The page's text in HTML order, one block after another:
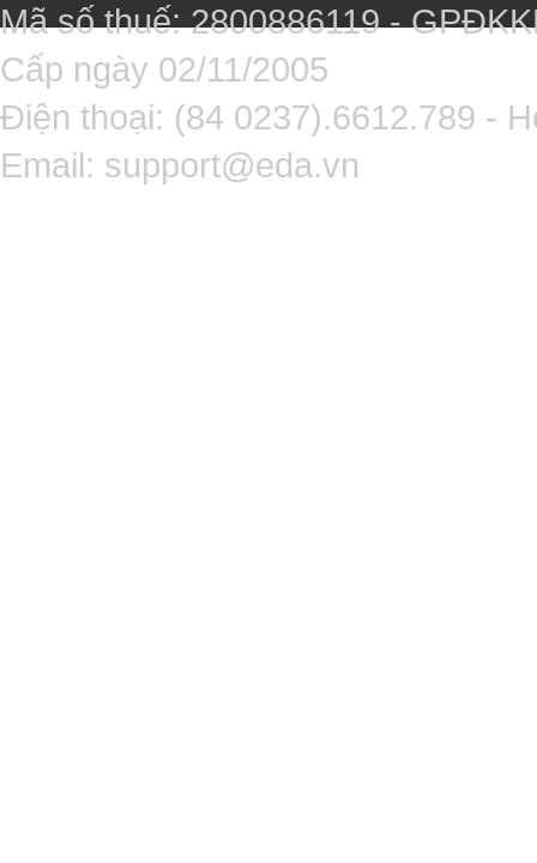
Mã số thuế: 2800886119 -
Cấp ngày 02/11/2005
Điện thoại: (84 0237).6612.789 -
Email: support@eda.vn